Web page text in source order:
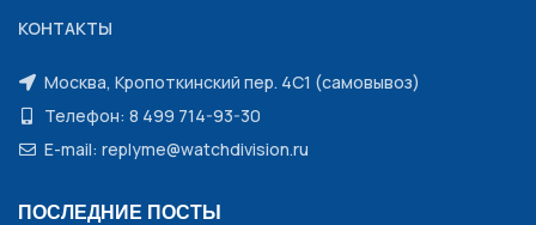
КОНТАКТЫ
Москва, Кропоткинский пер. 4С1 (самовывоз)
Телефон: 8 499 714-93-30
E-mail: replyme@watchdivision.ru
ПОСЛЕДНИЕ ПОСТЫ